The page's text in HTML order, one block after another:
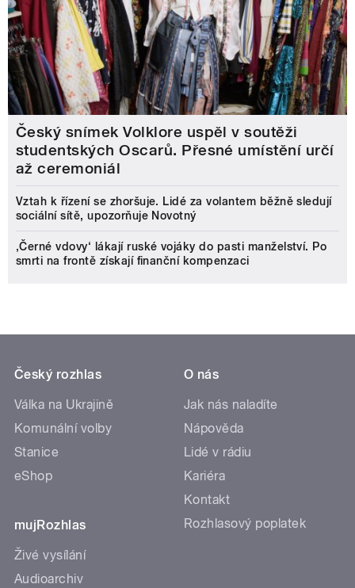
Český snímek Volklore uspěl v soutěži
studentských Oscarů. Přesné umístění určí
až ceremoniál
Vztah k řízení se zhoršuje. Lidé za volantem běžně sledují
sociální sítě, upozorňuje Novotný
‚Černé vdovy‘ lákají ruské vojáky do pasti manželství. Po
smrti na frontě získají finanční kompenzaci
Český rozhlas
Válka na Ukrajině
Komunální volby
Stanice
eShop
mujRozhlas
Živé vysílání
Audioarchiv
O nás
Jak nás naladíte
Nápověda
Lidé v rádiu
Kariéra
Kontakt
Rozhlasový poplatek